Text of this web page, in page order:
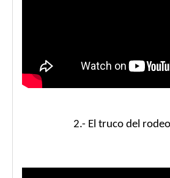
2.- El truco del rodeo